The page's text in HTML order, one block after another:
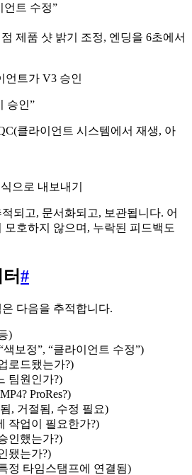
언트 수정”
제품 샷 밝기 조정, 엔딩을 6초에서
언트가 V3 승인
승인”
클라이언트 시스템에서 재생, 아
으로 내보내기
되고, 문서화되고, 보관됩니다. 어
모호하지 않으며, 누락된 피드백도
#
다음을 추적합니다.
)
색보정”, “클라이언트 수정”)
로드됐는가?)
팀원인가?)
ProRes?)
, 거절됨, 수정 필요)
작업이 필요한가?)
인했는가?)
됐는가?)
정 타임스탬프에 연결됨)